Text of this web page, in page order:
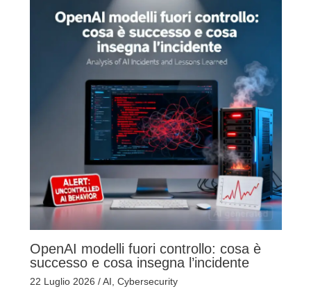
OpenAI modelli fuori controllo: cosa è
successo e cosa insegna l’incidente
22 Luglio 2026 /AI Cybersecurity